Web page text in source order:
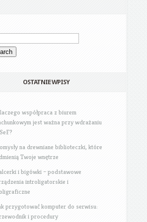
OSTATNIE WPISY
współpraca z biurem
jest ważna przy wdrażaniu
na drewniane biblioteczki, które
Twoje wnętrze
i bigówki – podstawowe
introligatorskie i
przygotować komputer do serwisu:
i procedury